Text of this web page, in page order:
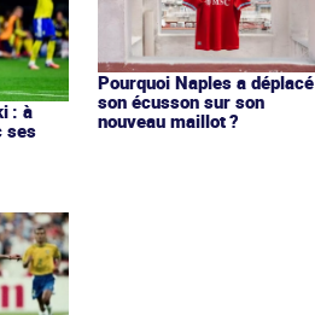
: à
ses
Pourquoi Naples a déplacé
son écusson sur son
nouveau maillot ?